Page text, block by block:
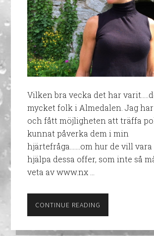
Vilken bra vecka det har
mycket folk i Almedalen. Jag
och fått möjligheten att träffa
kunnat påverka dem i min
hjärtefråga…….om hur de vill vara
hjälpa dessa offer, som inte så
veta av www.nx …
CONTINUE READING